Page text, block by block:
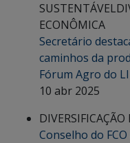
SUSTENTÁVEL
ECONÔMICA
Secretário
caminhos da
Fórum Agro do
10 abr 2025
Conselho do